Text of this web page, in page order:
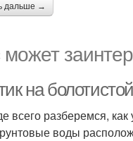
дальше →
на
всего разберемся, как
воды